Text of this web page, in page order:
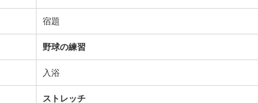
宿題
野球の練習
入浴
ストレッチ